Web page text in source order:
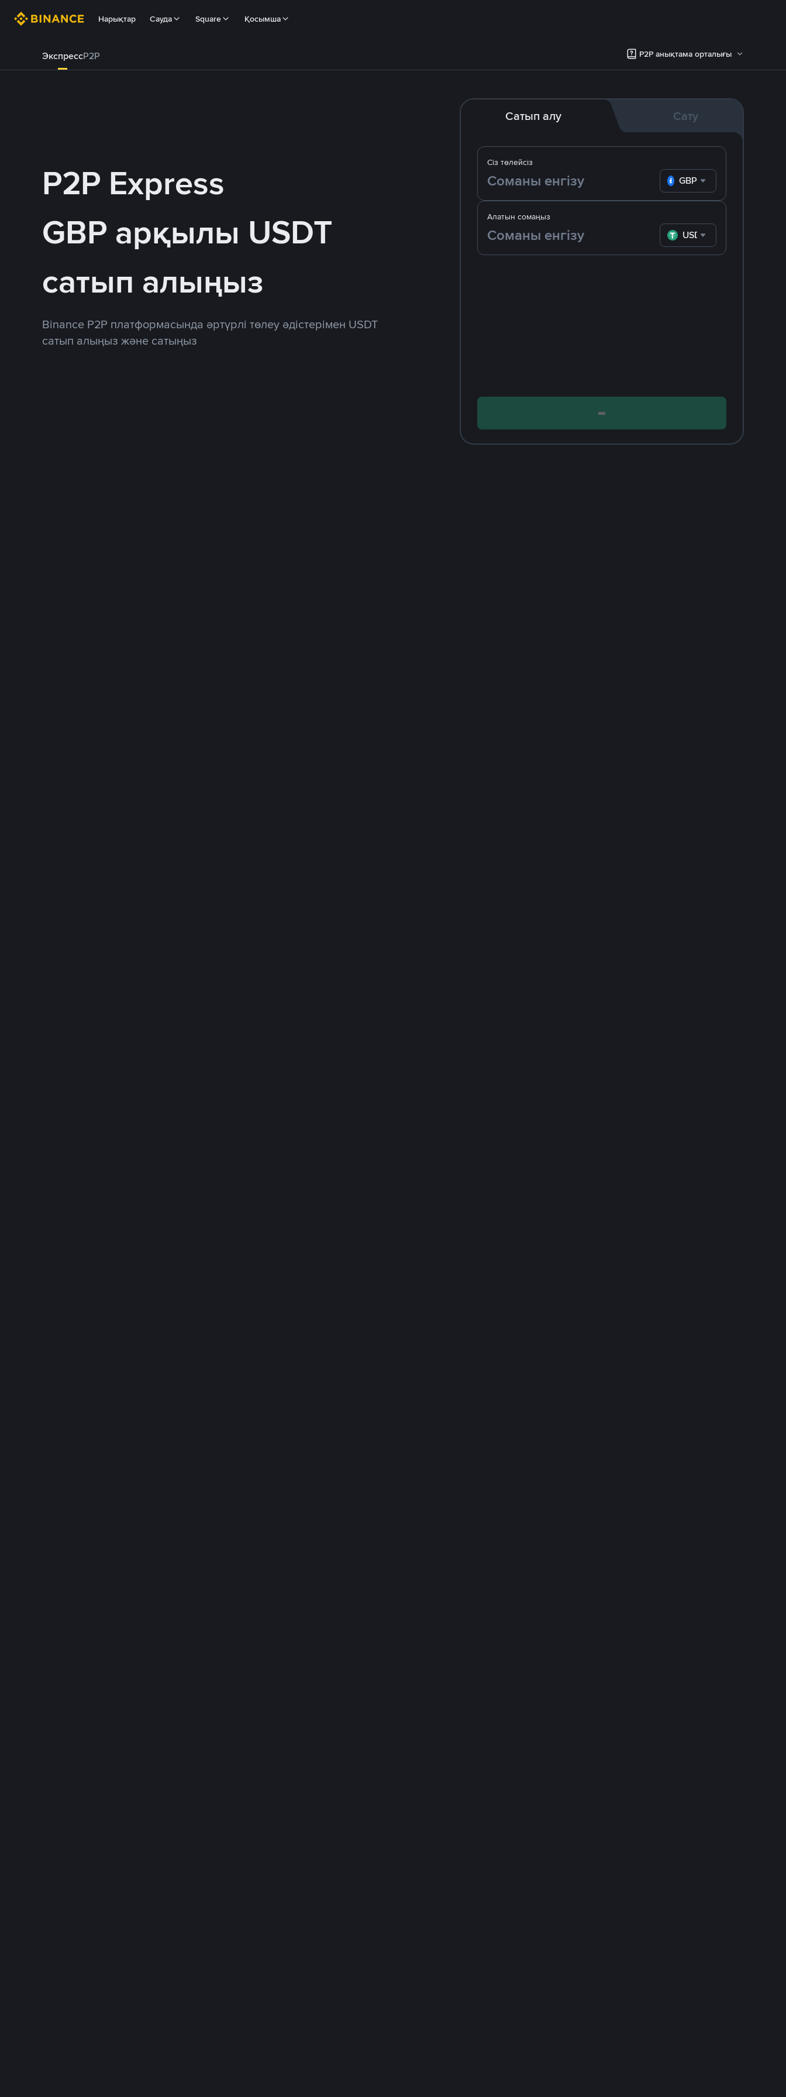
Нарықтар Сауда Square Қосымша
ЭкспрессP2P P2P анықтама орталығы
P2P Express
GBP арқылы USDT
сатып алыңыз
Binance P2P платформасында әртүрлі төлеу әдістерімен USDT
сатып алыңыз және сатыңыз
Сатып алу Сату
Сіз төлейсіз
GBP
Алатын сомаңыз
USDT